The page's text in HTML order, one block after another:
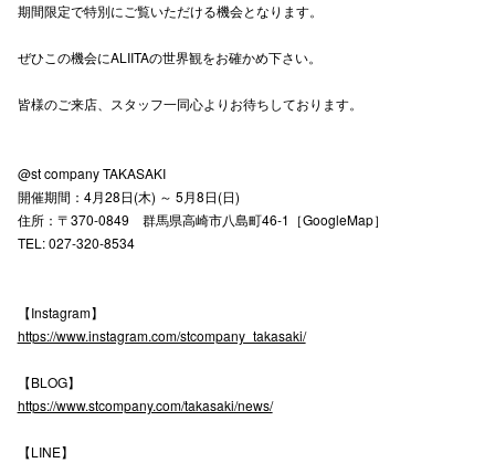
期間限定で特別にご覧いただける機会となります。
ぜひこの機会にALIITAの世界観をお確かめ下さい。
皆様のご来店、スタッフ一同心よりお待ちしております。
@st company TAKASAKI
開催期間：4月28日(木) ～ 5月8日(日)
住所：〒370-0849 群馬県高崎市八島町46-1［GoogleMap］
TEL: 027-320-8534
【Instagram】
https://www.instagram.com/stcompany_takasaki/
【BLOG】
https://www.stcompany.com/takasaki/news/
【LINE】